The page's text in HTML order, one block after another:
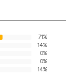
71%
14%
0%
0%
14%